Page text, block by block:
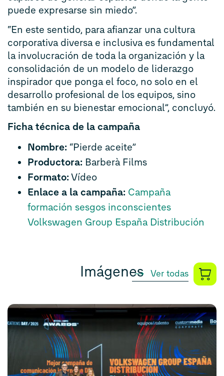
puede expresarse sin miedo”.
“En este sentido, para afianzar una cultura
corporativa diversa e inclusiva es fundamental
la involucración de toda la organización y la
consolidación de un modelo de liderazgo
inspirador que ponga el foco, no solo en el
desarrollo profesional de los equipos, sino
también en su bienestar emocional”, concluyó.
Ficha técnica de la campaña
Nombre: “Pierde aceite”
Productora: Barberà Films
Formato:Vídeo
Enlace a la campaña: Campaña
formación sesgos inconscientes
Volkswagen Group España Distribución
Imágenes Ver todas